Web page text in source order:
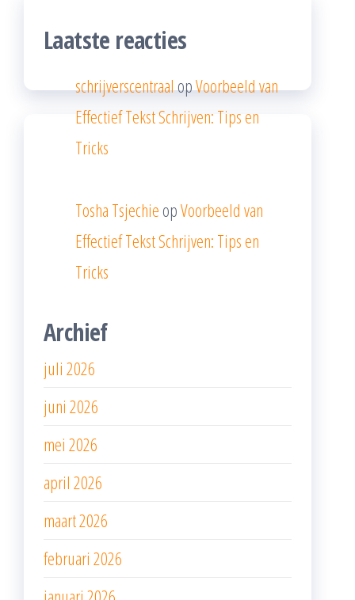
Laatste reacties
schrijverscentraalopVoorbeeld van
Effectief Tekst Schrijven: Tips en
Tricks
Tosha Tsjechie opVoorbeeld van
Effectief Tekst Schrijven: Tips en
Tricks
Archief
juli 2026
juni 2026
mei 2026
april 2026
maart 2026
februari 2026